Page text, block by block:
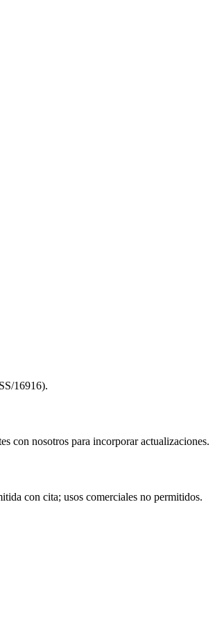
16916).
con nosotros para incorporar actualizaciones.
con cita; usos comerciales no permitidos.